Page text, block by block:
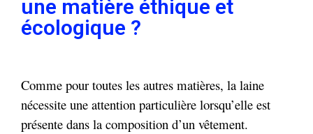
une matière éthique et
écologique ?
Comme pour toutes les autres matières, la laine
nécessite une attention particulière lorsqu’elle est
présente dans la composition d’un vêtement.